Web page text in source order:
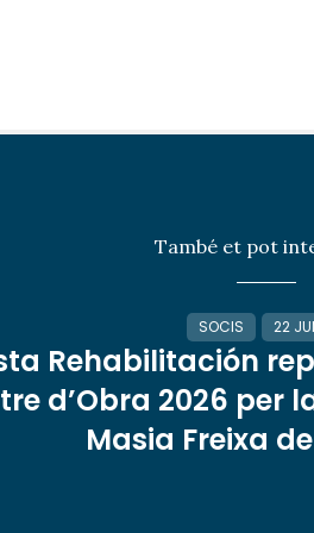
També et pot
SOCIS 22
Rehabilitación
d’Obra 2026 per
Masia Freixa